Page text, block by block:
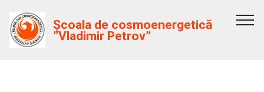
Școala de cosmoenergetică
”Vladimir Petrov”